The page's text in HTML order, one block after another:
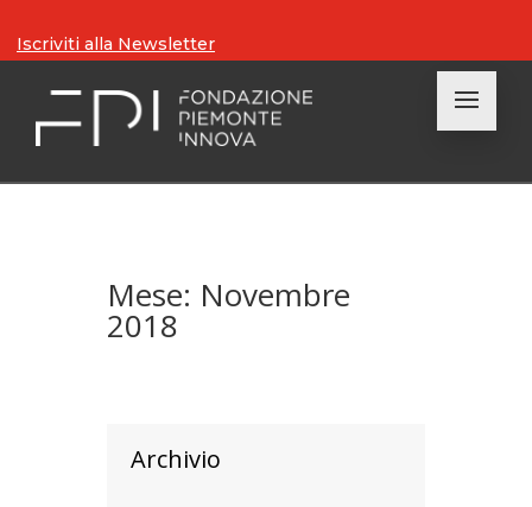
Iscriviti alla Newsletter
Mese: Novembre
2018
Archivio